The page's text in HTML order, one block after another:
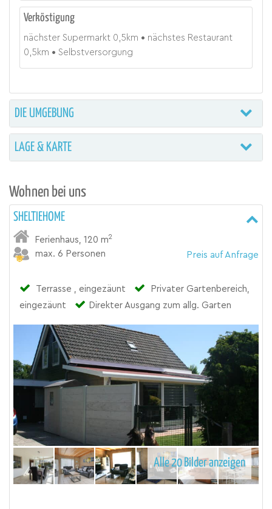
Verköstigung
nächster Supermarkt 0,5 km
nächstes Restaurant
0,5 km Selbstversorgung
DIE UMGEBUNG
LAGE & KARTE
Wohnen bei uns
SHELTIEHOME
Ferienhaus ,120 m2
max. 6 Personen Preis auf Anfrage
Terrasse , eingezäunt
Privater Gartenbereich,
eingezäunt
Direkter Ausgang zum allg. Garten
Alle 20 Bilder anzeigen